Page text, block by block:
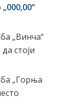
„000,00“
„Винча“
стоји
„Горња